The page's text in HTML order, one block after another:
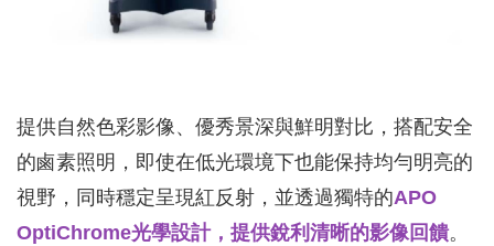
提供自然色彩影像、優秀景深與鮮明對比，搭配安全
的鹵素照明，即使在低光環境下也能保持均勻明亮的
視野，同時穩定呈現紅反射，並透過獨特的APO
OptiChrome光學設計，提供銳利清晰的影像回饋。